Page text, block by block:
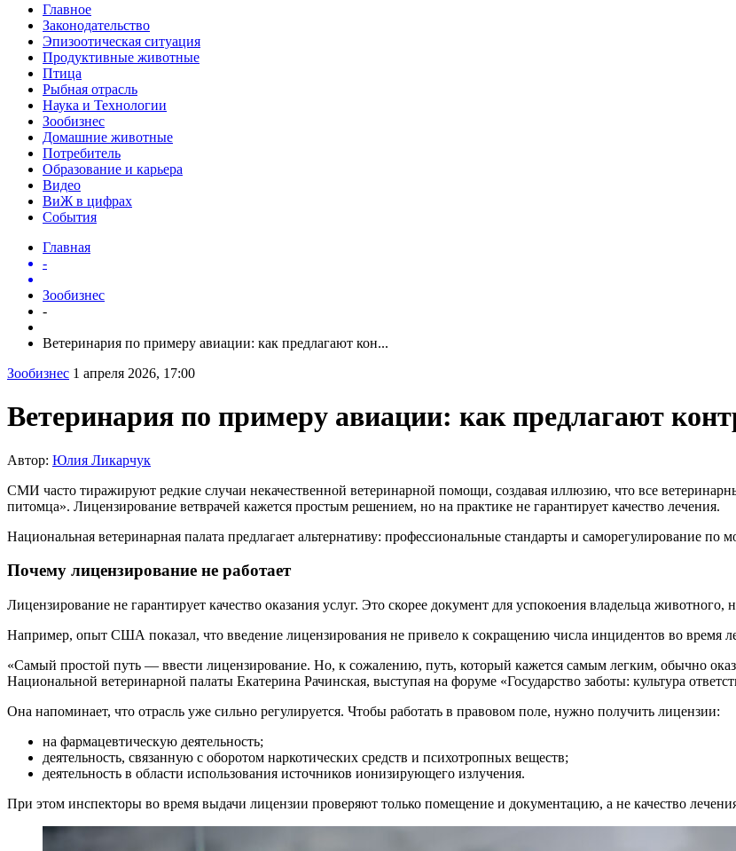
Главное
Законодательство
Эпизоотическая ситуация
Продуктивные животные
Птица
Рыбная отрасль
Наука и Технологии
Зообизнес
Домашние животные
Потребитель
Образование и карьера
Видео
ВиЖ в цифрах
События
Главная
-
Зообизнес
-
Ветеринария по примеру авиации: как предлагают кон...
Зообизнес 1 апреля 2026, 17:00
Ветеринария по примеру авиации: как предлагают
Автор: Юлия Ликарчук
СМИ часто тиражируют редкие случаи некачественной ветеринарной помощи, создавая иллюзию, что все
питомца». Лицензирование ветврачей кажется простым решением, но на практике не гарантирует качество лечения.
Национальная ветеринарная палата предлагает альтернативу: профессиональные стандарты и саморегулирование по
Почему лицензирование не работает
Лицензирование не гарантирует качество оказания услуг. Это скорее документ для успокоения владельца животного,
Например, опыт США показал, что введение лицензирования не привело к сокращению числа инцидентов во время
«Самый простой путь — ввести лицензирование. Но, к сожалению, путь, который кажется самым легким, обычно
Национальной ветеринарной палаты Екатерина Рачинская, выступая на форуме «Государство заботы: культура
Она напоминает, что отрасль уже сильно регулируется. Чтобы работать в правовом поле, нужно получить лицензии:
на фармацевтическую деятельность;
деятельность, связанную с оборотом наркотических средств и психотропных веществ;
деятельность в области использования источников ионизирующего излучения.
При этом инспекторы во время выдачи лицензии проверяют только помещение и документацию, а не качество